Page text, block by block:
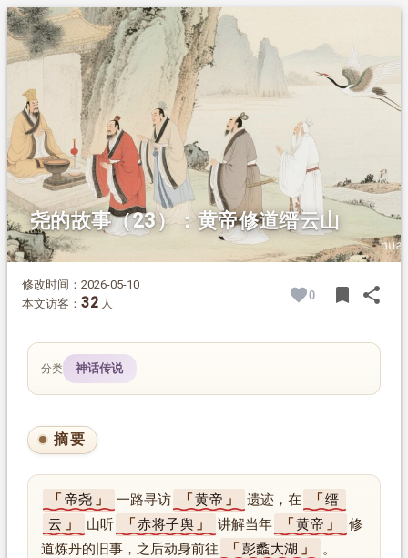
1.摘要
2.正文
尧的故事（23）：黄帝修道缙云山
修改时间：2026-05-10
本文访客： 32 人
0 bookmark share
分类 神话传说
摘要
帝尧 一路寻访 黄帝 遗迹，在
缙
云
山听 赤将子舆 讲解当年 黄帝
修
道炼丹的旧事，之后动身前往
彭蠡大湖 。